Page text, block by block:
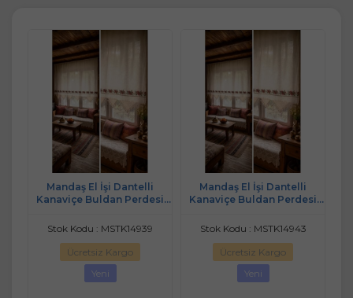
Mandaş El İşi Dantelli
Kanaviçe Buldan Perdesi
Stok Kodu : MSTK14939
Ücretsiz Kargo
Yeni
Mandaş El İşi Dantelli
Kanaviçe Buldan Perdesi
Stok Kodu : MSTK14943
Ücretsiz Kargo
Yeni